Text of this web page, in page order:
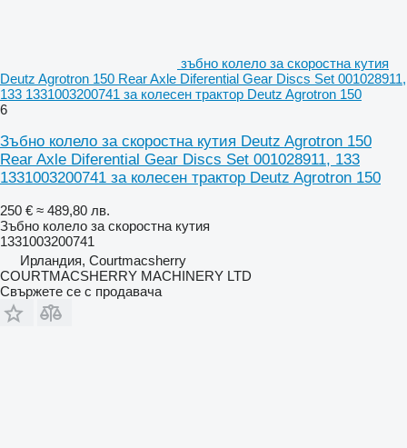
зъбно колело за скоростна кутия
Deutz Agrotron 150 Rear Axle Diferential Gear Discs Set 001028911,
133 1331003200741 за колесен трактор Deutz Agrotron 150
6
Зъбно колело за скоростна кутия Deutz Agrotron 150
Rear Axle Diferential Gear Discs Set 001028911, 133
1331003200741 за колесен трактор Deutz Agrotron 150
250 € ≈ 489,80 лв.
Зъбно колело за скоростна кутия
1331003200741
Ирландия, Courtmacsherry
COURTMACSHERRY MACHINERY LTD
Свържете се с продавача